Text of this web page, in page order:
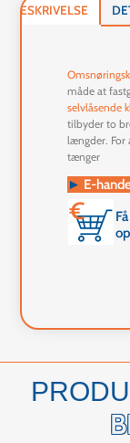
BESKRIVELSE
måde at
selvlåsende
tilbyder to
længder. For
tænger
► E-